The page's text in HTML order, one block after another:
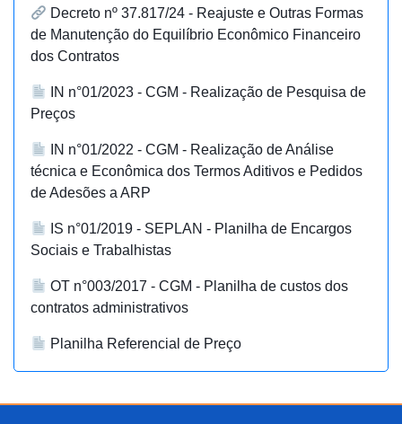
Decreto nº 37.817/24 - Reajuste e Outras Formas
de Manutenção do Equilíbrio Econômico Financeiro
dos Contratos
IN n°01/2023 - CGM - Realização de Pesquisa de
Preços
IN n°01/2022 - CGM - Realização de Análise
técnica e Econômica dos Termos Aditivos e Pedidos
de Adesões a ARP
IS n°01/2019 - SEPLAN - Planilha de Encargos
Sociais e Trabalhistas
OT n°003/2017 - CGM - Planilha de custos dos
contratos administrativos
Planilha Referencial de Preço